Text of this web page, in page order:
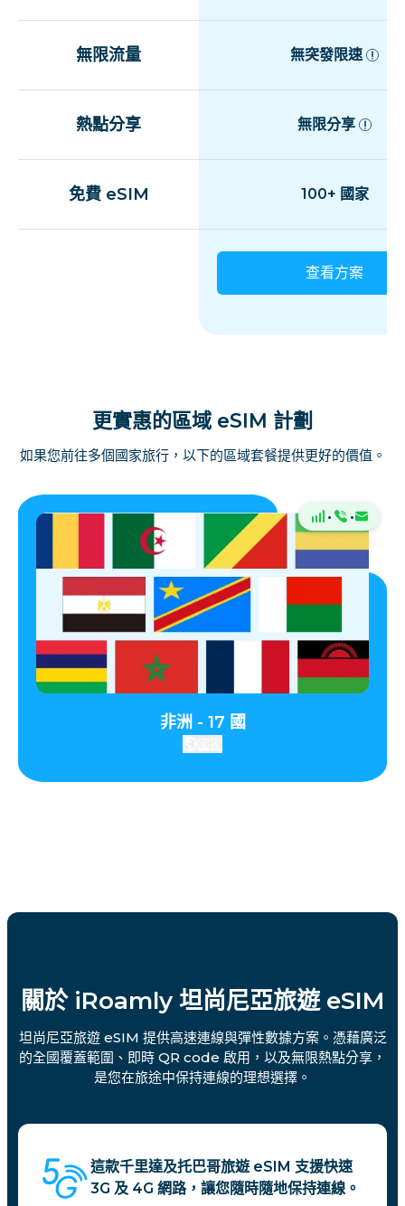
無限流量 無突發限速
熱點分享 無限分享
免費 eSIM 100+ 國家
查看方案
更實惠的區域 eSIM 計劃
如果您前往多個國家旅行，以下的區域套餐提供更好的價值。
· ·
非洲 - 17 國
關於 iRoamly 坦尚尼亞旅遊 eSIM
坦尚尼亞旅遊 eSIM 提供高速連線與彈性數據方案。憑藉廣泛
的全國覆蓋範圍、即時 QR code 啟用，以及無限熱點分享，
是您在旅途中保持連線的理想選擇。
這款千里達及托巴哥旅遊 eSIM 支援快速
3G 及 4G 網路，讓您隨時隨地保持連線。